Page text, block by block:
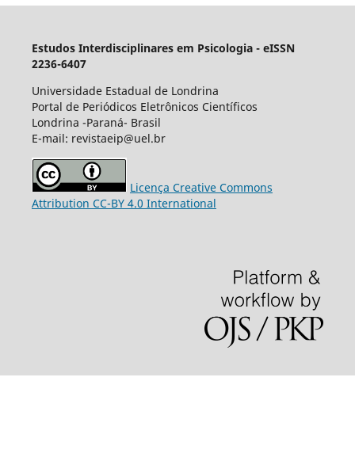
Estudos Interdisciplinares em Psicologia - eISSN
2236-6407
Universidade Estadual de Londrina
Portal de Periódicos Eletrônicos Científicos
Londrina -Paraná- Brasil
E-mail: revistaeip@uel.br
Licença Creative Commons
Attribution CC-BY 4.0 International